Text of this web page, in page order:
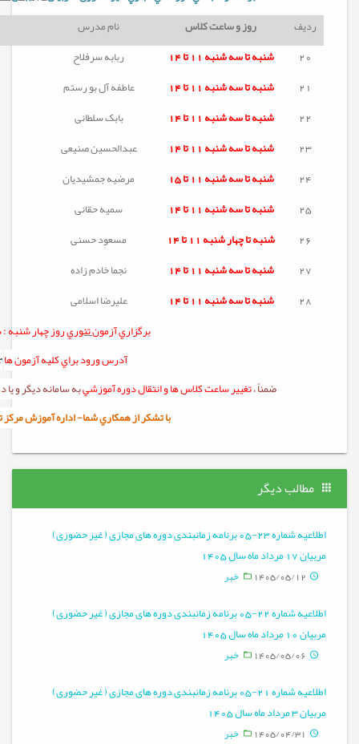
ردیف
روز و ساعت کلاس
نام مدرس
20
شنبه تاسه شنبه11 تا 14
ربابه سرفلاح
21
شنبه تاسه شنبه11 تا 14
عاطفه آل بو رستم
22
شنبه تاسه شنبه11 تا 14
بابک سلطانی
23
شنبه تاسه شنبه11 تا 14
عبدالحسین صنیعی
24
شنبه تاسه شنبه11 تا 15
مرضیه جمشیدیان
25
شنبه تاسه شنبه11 تا 14
سمیه حقانی
26
شنبه تاچهار شنبه11 تا 14
مسعود حسنی
27
شنبه تاسه شنبه11 تا 14
نجما خادم زاده
28
شنبه تاسه شنبه11 تا 14
علیرضا اسلامی
برگزاري آزمونتئوريروز چهار شنبه :
آدرس ورود براي کليه آزمون ها
ضمناً ،تغيير ساعت کلاس ها و انتقال دوره آموزشيبه سامانه ديگر و
با تشکر از همکاري شما- اداره آموزش مرکز تربيت
مطالب دیگر
اطلاعیه شماره 23-05 برنامه زمانبندی دوره های مجازی ( غیر حضوری)
مربیان 17 مرداد ماه سال 1405
1405/05/12 خبر
اطلاعیه شماره 22-05 برنامه زمانبندی دوره های مجازی ( غیر حضوری)
مربیان 10 مرداد ماه سال 1405
1405/05/06 خبر
اطلاعیه شماره 21-05 برنامه زمانبندی دوره های مجازی ( غیر حضوری)
مربیان 3 مرداد ماه سال 1405
1405/04/31 خبر